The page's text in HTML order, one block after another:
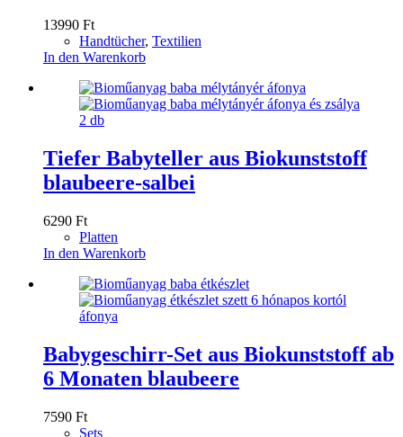
13990 Ft
Handtücher, Textilien
In den Warenkorb
Tiefer Babyteller aus Biokunststoff
blaubeere-salbei
6290 Ft
Platten
In den Warenkorb
Babygeschirr-Set aus Biokunststoff ab
6 Monaten blaubeere
7590 Ft
Sets